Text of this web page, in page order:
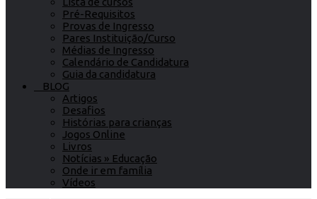
Pré-Requisitos
Provas de Ingresso
Pares Instituição/Curso
Médias de Ingresso
Calendário de Candidatura
Guia da candidatura
BLOG
Artigos
Desafios
Histórias para crianças
Jogos Online
Livros
Notícias » Educação
Onde ir em família
Vídeos